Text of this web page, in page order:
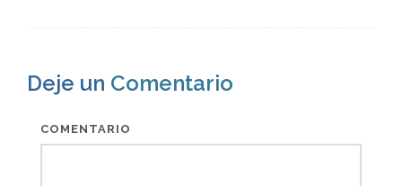
Deje un Comentario
COMENTARIO